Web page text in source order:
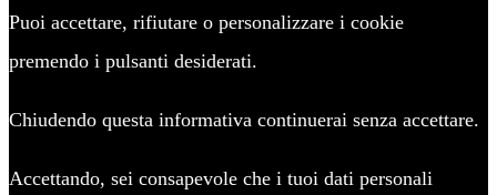
Puoi accettare, rifiutare o personalizzare i cookie
premendo i pulsanti desiderati.
Chiudendo questa informativa continuerai senza accettare.
Accettando, sei consapevole che i tuoi dati personali